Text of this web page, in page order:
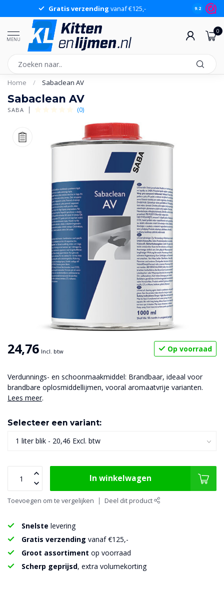
Gratis verzending vanaf €125,- 9.2
MENU
0
Home / Sabaclean AV
Sabaclean AV
SABA (0)
24,76 Incl. btw Op voorraad
Verdunnings- en schoonmaakmiddel: Brandbaar, ideaal voor
brandbare oplosmiddellijmen, vooral aromaatvrije varianten.
Lees meer.
Selecteer een variant:
In winkelwagen
Toevoegen om te vergelijken Deel dit product
Snelste levering
Gratis verzending vanaf €125,-
Groot assortiment op voorraad
Scherp geprijsd, extra volumekorting